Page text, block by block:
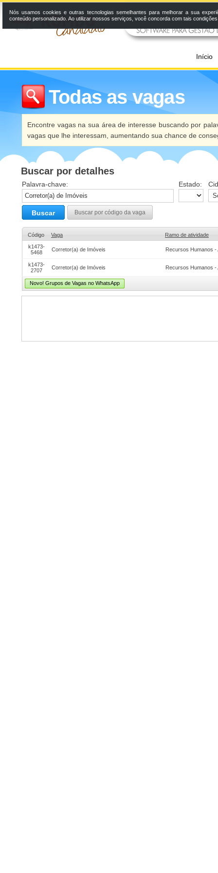
Início
Todas as vagas
Encontre vagas na sua área de interesse buscando por
vagas que lhe interessam, aumentando sua chance de
Buscar por detalhes
Palavra-chave: Estado:
Buscar Buscar por código da vaga
Código Vaga
Ramo de atividade
k1473-
5468
Corretor(a) de Imóveis Recursos Humanos -
k1473-
2707
Corretor(a) de Imóveis Recursos Humanos -
Novo! Grupos de Vagas no WhatsApp
Nós usamos cookies e outras tecnologias semelhantes para melhorar a sua
conteúdo personalizado. Ao utilizar nossos serviços, você concorda com tais